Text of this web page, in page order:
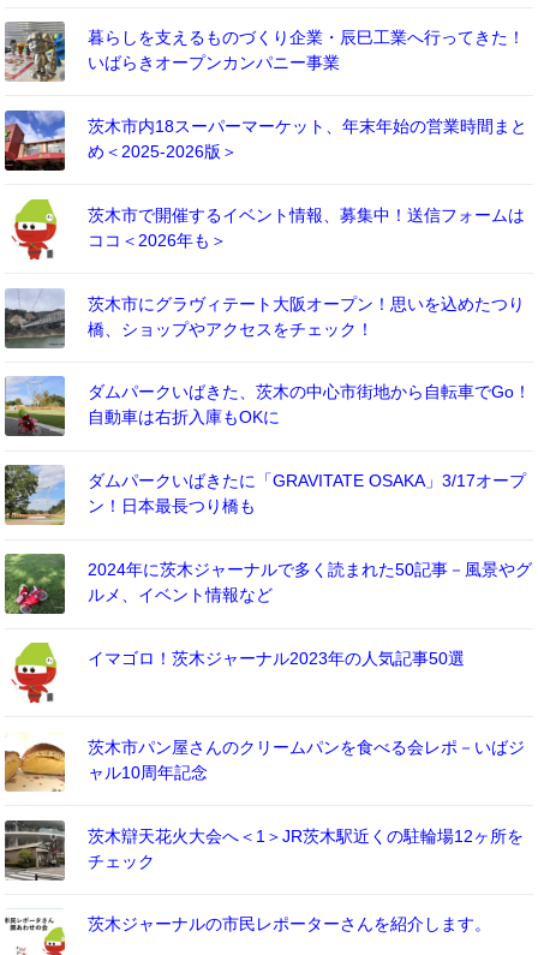
暮らしを支えるものづくり企業・辰巳工業へ行ってきた！
いばらきオープンカンパニー事業
茨木市内18スーパーマーケット、年末年始の営業時間まと
め＜2025-2026版＞
茨木市で開催するイベント情報、募集中！送信フォームは
ココ＜2026年も＞
茨木市にグラヴィテート大阪オープン！思いを込めたつり
橋、ショップやアクセスをチェック！
ダムパークいばきた、茨木の中心市街地から自転車でGo！
自動車は右折入庫もOKに
ダムパークいばきたに「GRAVITATE OSAKA」3/17オープ
ン！日本最長つり橋も
2024年に茨木ジャーナルで多く読まれた50記事－風景やグ
ルメ、イベント情報など
イマゴロ！茨木ジャーナル2023年の人気記事50選
茨木市パン屋さんのクリームパンを食べる会レポ－いばジ
ャル10周年記念
茨木辯天花火大会へ＜1＞JR茨木駅近くの駐輪場12ヶ所を
チェック
茨木ジャーナルの市民レポーターさんを紹介します。